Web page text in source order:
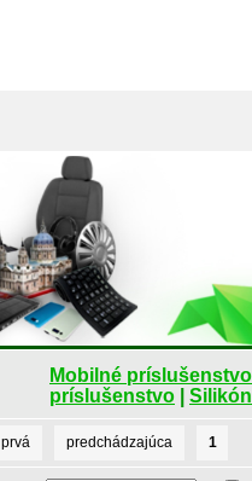
Mobilné príslušenstvo
príslušenstvo
prvá predchádzajúca 1